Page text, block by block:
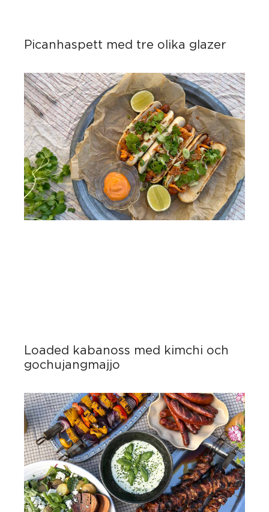
Picanhaspett med tre olika glazer
Loaded kabanoss med kimchi och
gochujangmajjo